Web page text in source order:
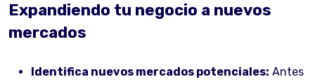
Expandiendo tu negocio a nuevos
mercados
Identifica nuevos mercados potenciales: Antes